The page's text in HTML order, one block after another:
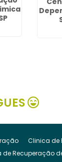
Clinica de
de Recuperação